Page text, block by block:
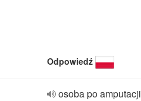
Odpowiedź
osoba po amputacji